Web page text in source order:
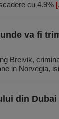
cu 4.9%
va fi
Breivik,
in Norvegia,
din Dubai